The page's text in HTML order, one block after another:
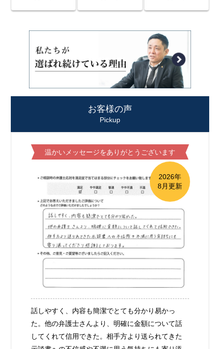
お客様の声
Pickup
温かいメッセージをありがとうございます
2026年
8月更新
話しやすく、内容も簡潔でとても分かり易かっ
た。他の弁護士さんより、明確に金額について話
してくれて信用できた。相手方より送られてきた